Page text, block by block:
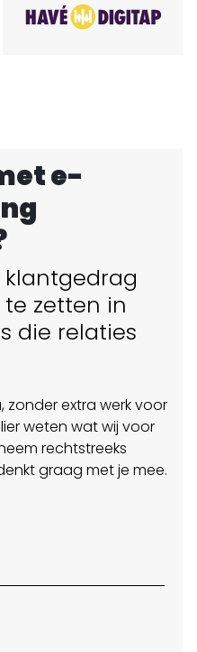
e-
zetten in
die relaties
zonder extra werk voor
weten wat wij voor
rechtstreeks
graag met je mee.